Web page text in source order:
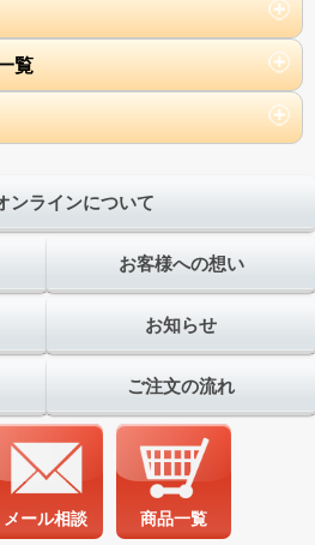
覧
ンラインについて
お客様への想い
お知らせ
ご注文の流れ
メール相談 商品一覧